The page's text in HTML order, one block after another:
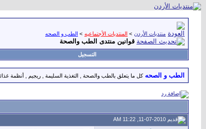
منتديات الأردن > المنتديات الأجتماعيه > الطب و الصحه
قوانين منتدى الطب والصحة
التسجيل
الطب و الصحه كل ما يتعلق بالطب والصحة , التغذية السليمة , ريجيم , أنظمة